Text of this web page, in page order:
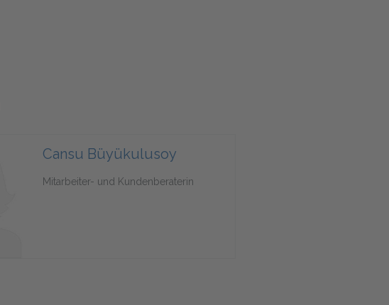
Cansu Büyükulusoy
Mitarbeiter- und Kundenberaterin